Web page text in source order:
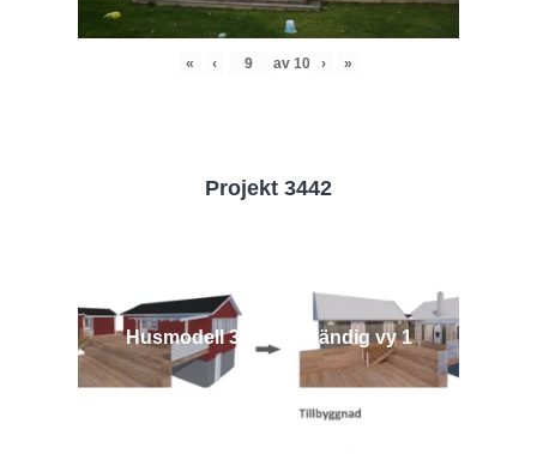
« ‹ av 10 › »
Projekt 3442
Husmodell 3442 - Utvändig vy 1